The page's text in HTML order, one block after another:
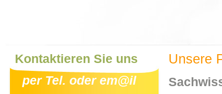
Kontaktieren Sie uns
per Tel. oder em@il
Unsere